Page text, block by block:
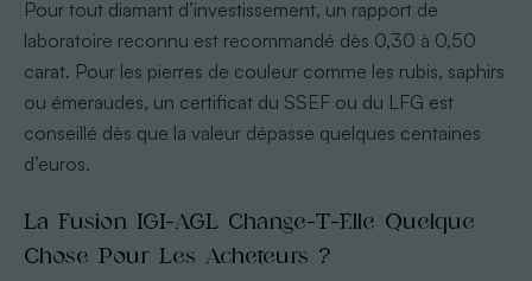
Pour tout diamant d’investissement, un rapport de
laboratoire reconnu est recommandé dès 0,30 à 0,50
carat. Pour les pierres de couleur comme les rubis, saphirs
ou émeraudes, un certificat du SSEF ou du LFG est
conseillé dès que la valeur dépasse quelques centaines
d’euros.
La Fusion IGI-AGL Change-T-Elle Quelque
Chose Pour Les Acheteurs ?